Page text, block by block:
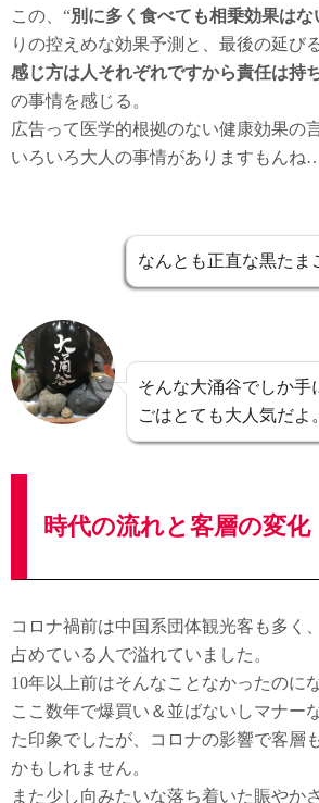
この、“別に多く食べても相乗効果はな
りの控えめな効果予測と、最後の延び
感じ方は人それぞれですから責任は持
の事情を感じる。
広告って医学的根拠のない健康効果の
いろいろ大人の事情がありますもんね
なんとも正直な黒たま
そんな大涌谷でしか手
ごはとても大人気だよ。
時代の流れと客層の変化
コロナ禍前は中国系団体観光客も多く
占めている人で溢れていました。
10年以上前はそんなことなかったのにな
ここ数年で爆買い＆並ばないしマナー
た印象でしたが、コロナの影響で客層
かもしれません。
また少し向みたいな落ち着いた賑やか